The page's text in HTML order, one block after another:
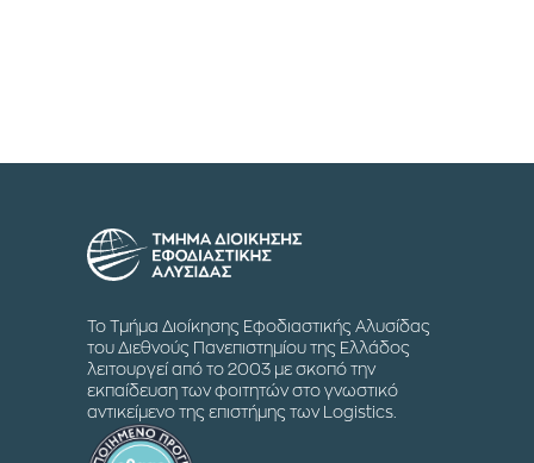
Το Τμήμα Διοίκησης Εφοδιαστικής Αλυσίδας
του Διεθνούς Πανεπιστημίου της Ελλάδος
λειτουργεί από το 2003 με σκοπό την
εκπαίδευση των φοιτητών στο γνωστικό
αντικείμενο της επιστήμης των Logistics.